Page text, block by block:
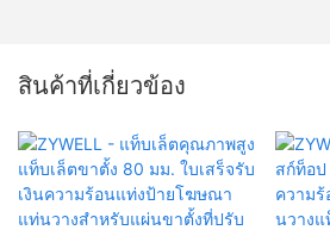
สินค้าที่เกี่ยวข้อง